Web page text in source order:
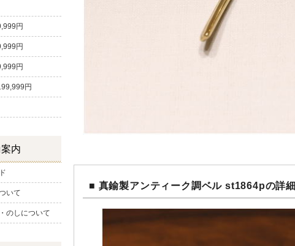
円
円
円
円
内
いて
のしについて
■ 真鍮製アンティーク調ベル st1864pの詳細